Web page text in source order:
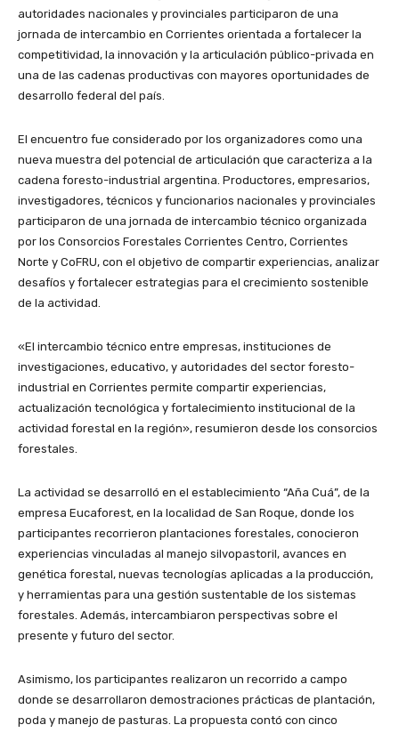
autoridades nacionales y provinciales participaron de una
jornada de intercambio en Corrientes orientada a fortalecer la
competitividad, la innovación y la articulación público-privada en
una de las cadenas productivas con mayores oportunidades de
desarrollo federal del país.
El encuentro fue considerado por los organizadores como una
nueva muestra del potencial de articulación que caracteriza a la
cadena foresto-industrial argentina. Productores, empresarios,
investigadores, técnicos y funcionarios nacionales y provinciales
participaron de una jornada de intercambio técnico organizada
por los Consorcios Forestales Corrientes Centro, Corrientes
Norte y CoFRU, con el objetivo de compartir experiencias, analizar
desafíos y fortalecer estrategias para el crecimiento sostenible
de la actividad.
«El intercambio técnico entre empresas, instituciones de
investigaciones, educativo, y autoridades del sector foresto-
industrial en Corrientes permite compartir experiencias,
actualización tecnológica y fortalecimiento institucional de la
actividad forestal en la región», resumieron desde los consorcios
forestales.
La actividad se desarrolló en el establecimiento “Aña Cuá”, de la
empresa Eucaforest, en la localidad de San Roque, donde los
participantes recorrieron plantaciones forestales, conocieron
experiencias vinculadas al manejo silvopastoril, avances en
genética forestal, nuevas tecnologías aplicadas a la producción,
y herramientas para una gestión sustentable de los sistemas
forestales. Además, intercambiaron perspectivas sobre el
presente y futuro del sector.
Asimismo, los participantes realizaron un recorrido a campo
donde se desarrollaron demostraciones prácticas de plantación,
poda y manejo de pasturas. La propuesta contó con cinco